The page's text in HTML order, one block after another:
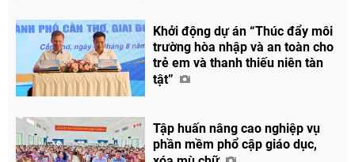
Khởi động dự án “Thúc đẩy môi
trường hòa nhập và an toàn cho
trẻ em và thanh thiếu niên tàn
tật”
Tập huấn nâng cao nghiệp vụ
phần mềm phổ cập giáo dục,